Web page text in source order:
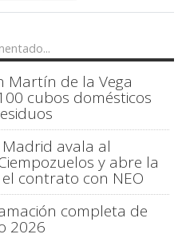
Martín de la Vega
cubos domésticos
avala al
y abre la
contrato con NEO
completa de
2026